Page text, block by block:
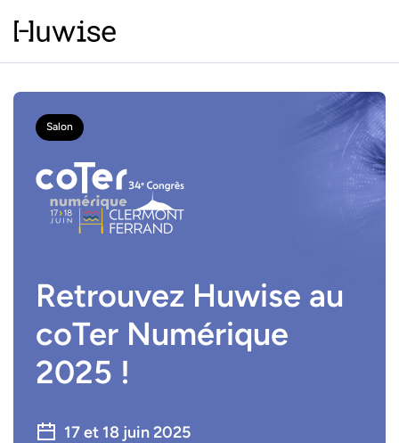
Salon
Retrouvez Huwise au
coTer Numérique
2025 !
17 et 18 juin 2025